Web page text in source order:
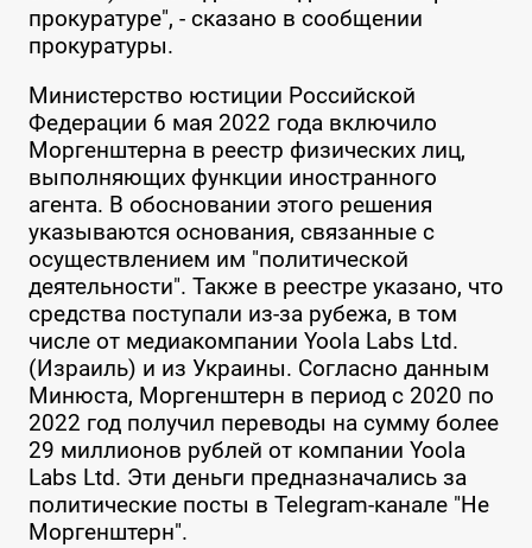
прокуратуре", - сказано в сообщении
прокуратуры.
Министерство юстиции Российской
Федерации 6 мая 2022 года включило
Моргенштерна в реестр физических лиц,
выполняющих функции иностранного
агента. В обосновании этого решения
указываются основания, связанные с
осуществлением им "политической
деятельности". Также в реестре указано, что
средства поступали из-за рубежа, в том
числе от медиакомпании Yoola Labs Ltd.
(Израиль) и из Украины. Согласно данным
Минюста, Моргенштерн в период с 2020 по
2022 год получил переводы на сумму более
29 миллионов рублей от компании Yoola
Labs Ltd. Эти деньги предназначались за
политические посты в Telegram-канале "Не
Моргенштерн".